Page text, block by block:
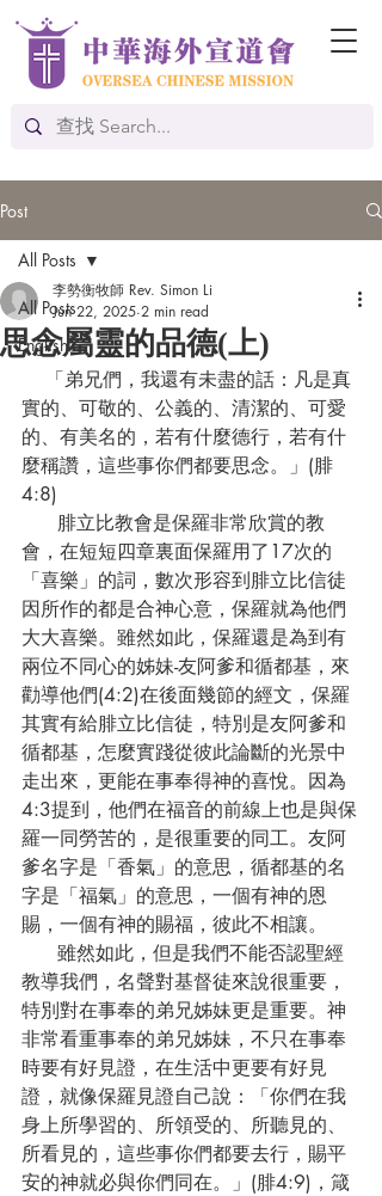
Post
All Posts
English
All Posts
思念屬靈的品德(上)
李勢衡牧師 Rev. Simon Li
Jun 22, 2025 2 min read
實的、可敬的、公義的、清潔的、可愛
的、有美名的，若有什麼德行，若有什
麼稱讚，這些事你們都要思念。」(腓
4:8)
腓立比教會是保羅非常欣賞的教
會，在短短四章裏面保羅用了17次的
「喜樂」的詞，數次形容到腓立比信徒
因所作的都是合神心意，保羅就為他們
大大喜樂。雖然如此，保羅還是為到有
兩位不同心的姊妹-友阿爹和循都基，來
勸導他們(4:2)在後面幾節的經文，保羅
其實有給腓立比信徒，特別是友阿爹和
循都基，怎麼實踐從彼此論斷的光景中
走出來，更能在事奉得神的喜悅。因為
4:3提到，他們在福音的前線上也是與保
羅一同勞苦的，是很重要的同工。友阿
爹名字是「香氣」的意思，循都基的名
字是「福氣」的意思，一個有神的恩
賜，一個有神的賜福，彼此不相讓。
雖然如此，但是我們不能否認聖經
教導我們，名聲對基督徒來說很重要，
特別對在事奉的弟兄姊妹更是重要。神
非常看重事奉的弟兄姊妹，不只在事奉
時要有好見證，在生活中更要有好見
證，就像保羅見證自己說：「你們在我
身上所學習的、所領受的、所聽見的、
所看見的，這些事你們都要去行，賜平
安的神就必與你們同在。」(腓4:9)，箴